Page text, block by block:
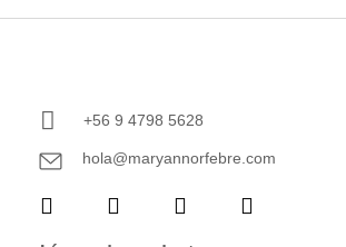
+56 9 4798 5628
hola@maryannorfebre.com